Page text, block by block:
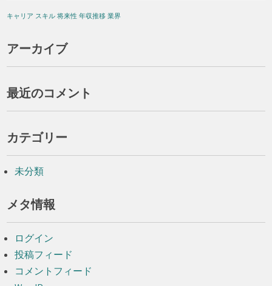
キャリア スキル 将来性 年収推移 業界
アーカイブ
最近のコメント
カテゴリー
未分類
メタ情報
ログイン
投稿フィード
コメントフィード